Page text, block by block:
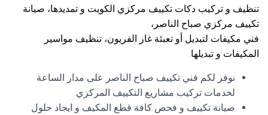
تنظيف و تركيب دكات تكييف مركزي الكويت و تمديدها، صيانة
تكييف مركزي صباح الناصر،
فني مكيفات لتبديل أو تعبئة غاز الفريون، تنظيف مواسير
المكيفات و تبديلها.
نوفر لكم فني تكييف صباح الناصر على مدار الساعة
لخدمات تركيب مشاريع التكييف المركزي.
صيانة تكييف و فحص كافة قطع المكيف و ايجاد حلول